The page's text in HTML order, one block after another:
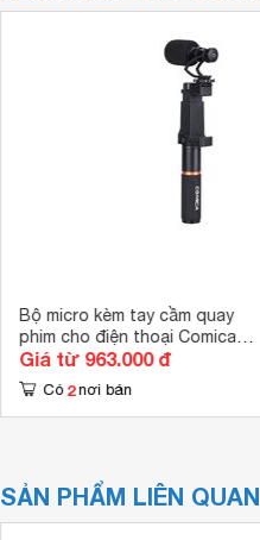
Bộ micro kèm tay cầm quay
phim cho điện thoại Comica
CVM-VM10-K1
Giá từ 963.000 đ
Có 2 nơi bán
SẢN PHẨM LIÊN QUAN